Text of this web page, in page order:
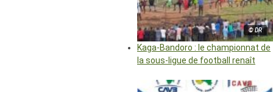
© DR
Kaga-Bandoro : le championnat de
la sous-ligue de football renaît